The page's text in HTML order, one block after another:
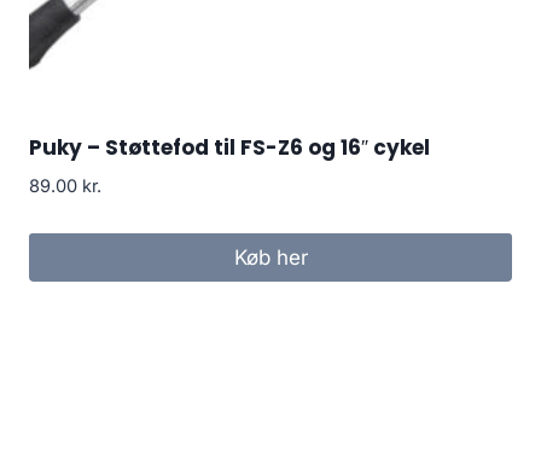
Puky – Støttefod til FS-Z6 og 16″ cykel
89.00 kr.
Køb her